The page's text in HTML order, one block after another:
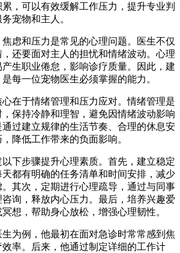
，可以有效缓解工作压力，提升专业判
宠物和主人。
虑和压力是常见的心理问题。医生不仅
还要面对主人的担忧和情绪波动。心理
生职业倦怠，影响诊疗质量。因此，建
每一位宠物医生必须掌握的能力。
在于情绪管理和压力应对。情绪管理是
保持冷静和理智，避免因情绪波动影响
过建立规律的生活节奏、合理的休息安
降低工作带来的负面影响。
下步骤提升心理素质。首先，建立稳定
都有明确的任务清单和时间安排，减少
其次，定期进行心理疏导，通过与同事
询，释放内心压力。最后，培养兴趣爱
想，帮助身心放松，增强心理韧性。
为例，他最初在面对急诊时常常感到焦
率。后来，他通过制定详细的工作计